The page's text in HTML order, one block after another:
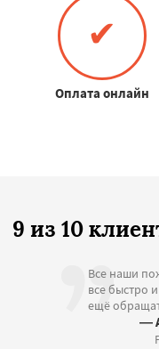
✔
Оплата онлайн
9 из 10
Все наши
все быстро
ещё
—